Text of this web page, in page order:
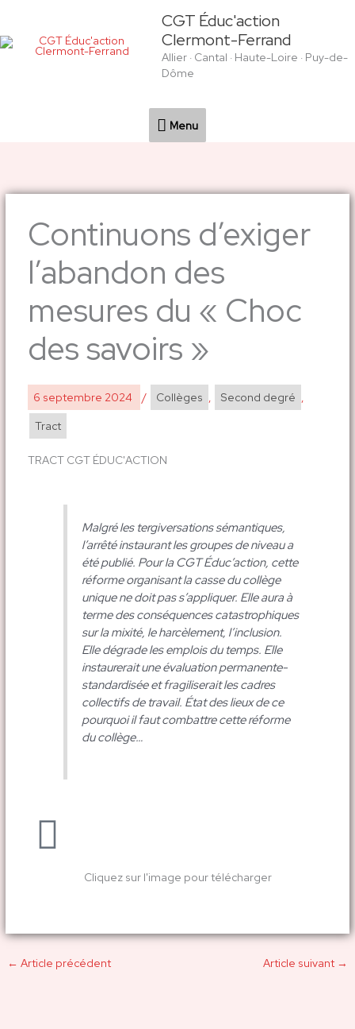
contenu
CGT Éduc'action
Clermont-Ferrand
Allier · Cantal · Haute-Loire · Puy-de-
Dôme
Menu
Menu
Continuons d’exiger
l’abandon des
mesures du « Choc
des savoirs »
6 septembre 2024 / Collèges , Second degré ,
Tract
TRACT CGT ÉDUC'ACTION
Malgré les tergiversations sémantiques,
l’arrêté instaurant les groupes de niveau a
été publié. Pour la CGT Éduc’action, cette
réforme organisant la casse du collège
unique ne doit pas s’appliquer. Elle aura à
terme des conséquences catastrophiques
sur la mixité, le harcèlement, l’inclusion.
Elle dégrade les emplois du temps. Elle
instaurerait une évaluation permanente-
standardisée et fragiliserait les cadres
collectifs de travail. État des lieux de ce
pourquoi il faut combattre cette réforme
du collège…
Cliquez sur l'image pour télécharger
← Article précédent Article suivant →